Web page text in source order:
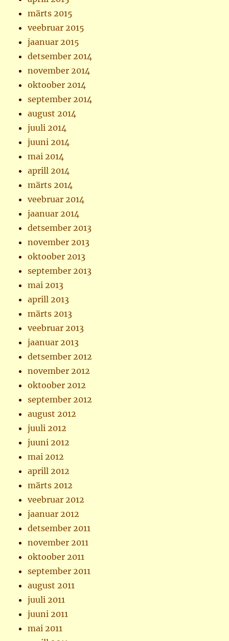
märts 2015
veebruar 2015
jaanuar 2015
detsember 2014
november 2014
oktoober 2014
september 2014
august 2014
juuli 2014
juuni 2014
mai 2014
aprill 2014
märts 2014
veebruar 2014
jaanuar 2014
detsember 2013
november 2013
oktoober 2013
september 2013
mai 2013
aprill 2013
märts 2013
veebruar 2013
jaanuar 2013
detsember 2012
november 2012
oktoober 2012
september 2012
august 2012
juuli 2012
juuni 2012
mai 2012
aprill 2012
märts 2012
veebruar 2012
jaanuar 2012
detsember 2011
november 2011
oktoober 2011
september 2011
august 2011
juuli 2011
juuni 2011
mai 2011